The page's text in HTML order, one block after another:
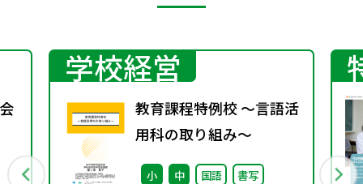
学校経営
教育課程特例校 ～言語活
用科の取り組み～
小 中 国語
書写